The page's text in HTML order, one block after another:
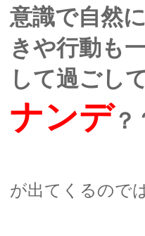
意識で自然
きや行動も
して過ごし
ナンデ ？
が出てくるので